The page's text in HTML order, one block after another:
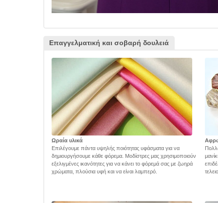
Επαγγελματική και σοβαρή δουλειά
Ωραία υλικά
Επιλέγουμε πάντα υψηλής ποιότητας υφάσματα για να
δημιουργήσουμε κάθε φόρεμα. Μοδίστρες μας χρησιμοποιούν
εξελιγμένες ικανότητες για να κάνει το φόρεμά σας με ζωηρά
χρώματα, πλούσια υφή και να είναι λαμπερό.